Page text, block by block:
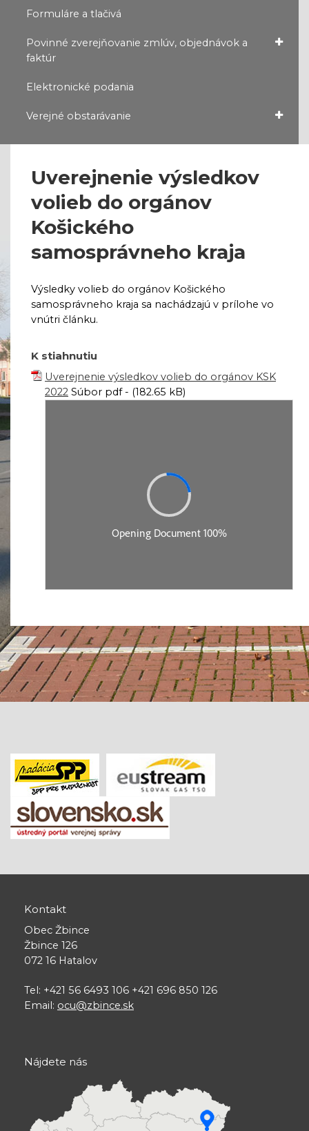
Formuláre a tlačivá
Povinné zverejňovanie zmlúv, objednávok a
faktúr
Elektronické podania
Verejné obstarávanie
Uverejnenie výsledkov
volieb do orgánov
Košického
samosprávneho kraja
Výsledky volieb do orgánov Košického
samosprávneho kraja sa nachádzajú v prílohe vo
vnútri článku.
K stiahnutiu
Uverejnenie výsledkov volieb do orgánov KSK
2022 Súbor pdf - (182.65 kB)
Kontakt
Obec Žbince
Žbince 126
072 16 Hatalov
Tel: +421 56 6493 106 +421 696 850 126
Email: ocu@zbince.sk
Nájdete nás